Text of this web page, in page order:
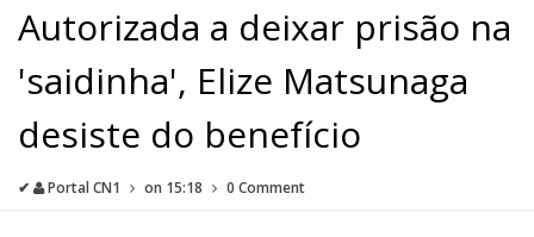
Autorizada a deixar prisão na
'saidinha', Elize Matsunaga
desiste do benefício
✔ Portal CN1 on 15:18 0 Comment